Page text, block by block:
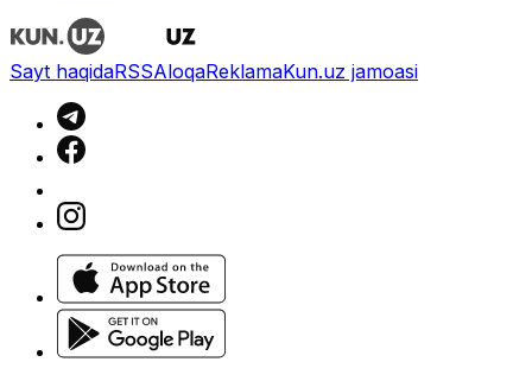
Sayt haqidaRSSAloqaReklamaKun.uz jamoasi